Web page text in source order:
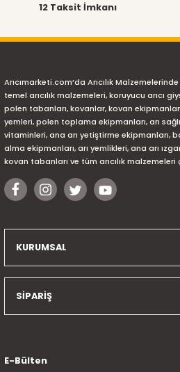
12 Taksit İmkanı
Arıcımarketi.com’da Arıcılık
temel arıcılık malzemeleri, koruyucu arıcı
polen tabanları, kovanlar, kovan
yemleri, polen toplama ekipmanları, arı
vitaminleri, ana arı yetiştirme ekipmanları,
alma ekipmanları, arı yemlikleri, ana arı
kovan tabanları ve tüm arıcılık
KURUMSAL
SİPARİŞ
E-Bülten